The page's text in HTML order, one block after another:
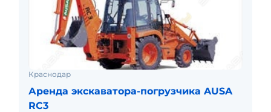
Краснодар
Аренда экскаватора-погрузчика AUSA
RC3